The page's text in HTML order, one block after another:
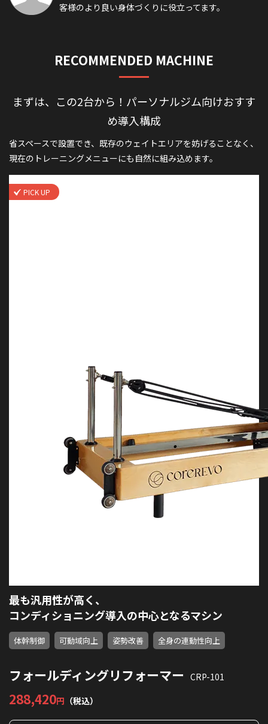
客様のより良い身体づくりに役立ってます。
RECOMMENDED MACHINE
まずは、この2台から！ パーソナルジム向けおすす
め導入構成
省スペースで設置でき、既存のウェイトエリアを妨げることなく、
現在のトレーニングメニューにも自然に組み込めます。
PICK UP
最も汎用性が高く、
コンディショニング導入の中心となるマシン
体幹制御 可動域向上 姿勢改善 全身の連動性向上
フォールディングリフォーマー CRP-101
288,420円 （税込）